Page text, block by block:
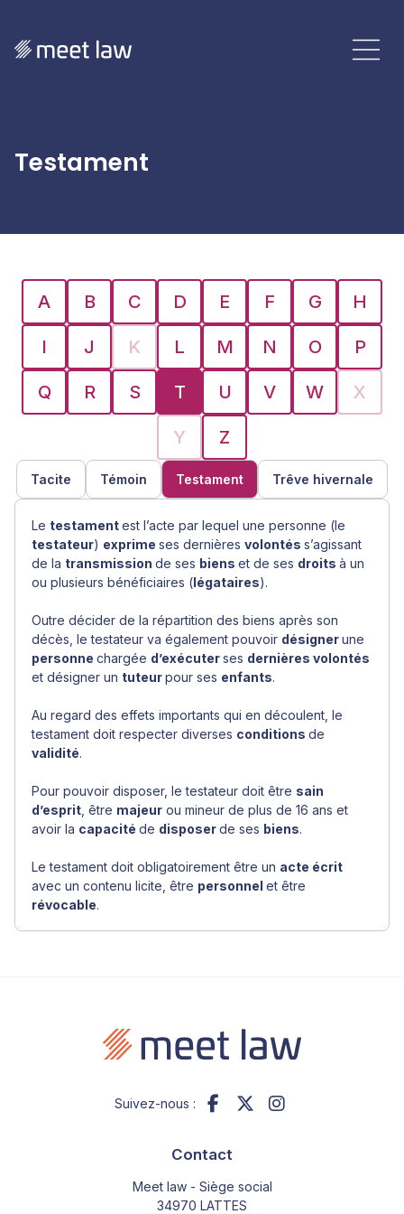
Testament
A B C D E F G H
I J K L M N O P
Q R S T U V W X
Y Z
Tacite Témoin Testament Trêve hivernale
Le testamentest l’acte par lequel une personne (le
testateur) exprime ses dernières volontés s’agissant
de la transmission de ses biens et de ses droits à un
ou plusieurs bénéficiaires (légataires).
Outre décider de la répartition des biens après son
décès, le testateur va également pouvoir désignerune
personne chargée d’exécuterses dernières volontés
et désigner un tuteurpour ses enfants.
Au regard des effets importants qui en découlent, le
testament doit respecter diverses conditions de
validité.
Pour pouvoir disposer, le testateur doit être sain
d’esprit , être majeur ou mineur de plus de 16 ans et
avoir la capacité de disposerde ses biens.
Le testament doit obligatoirement être un acte écrit
avec un contenu licite, être personnel et être
révocable.
Suivez-nous :
Contact
Meet law - Siège social
34970 LATTES